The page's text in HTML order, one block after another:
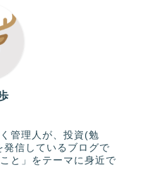
管理人が、投資(勉
信しているブログで
と」をテーマに身近で